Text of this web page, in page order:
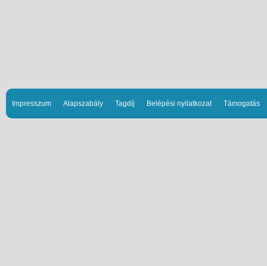
Impresszum Alapszabály Tagdíj Belépési nyilatkozat Támogatás